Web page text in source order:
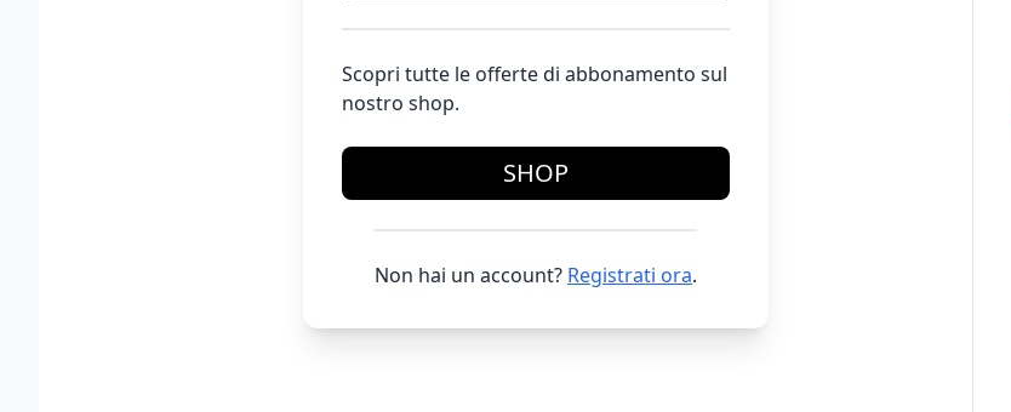
Scopri tutte le offerte di abbonamento sul
nostro shop.
SHOP
Non hai un account? Registrati ora.